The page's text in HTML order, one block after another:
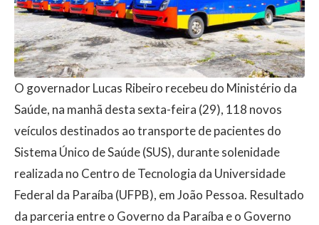
O governador Lucas Ribeiro recebeu do Ministério da
Saúde, na manhã desta sexta-feira (29), 118 novos
veículos destinados ao transporte de pacientes do
Sistema Único de Saúde (SUS), durante solenidade
realizada no Centro de Tecnologia da Universidade
Federal da Paraíba (UFPB), em João Pessoa. Resultado
da parceria entre o Governo da Paraíba e o Governo